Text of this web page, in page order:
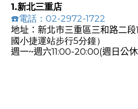
1.新北三重店
☎️電話：02-2972-1722
地址：新北市三重區三和路二段
國小捷運站步行5分鐘）
週一~週六11:00-20:00(週日公